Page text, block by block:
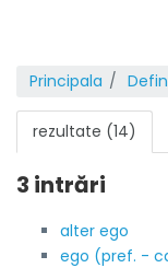
Principala
rezultate (14)
3 intrări
alter ego
ego (pref. -